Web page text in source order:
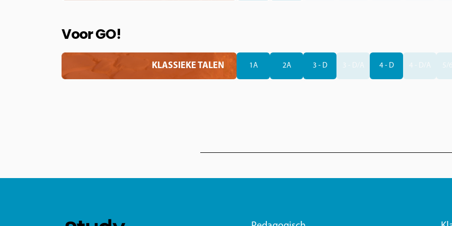
Voor GO!
KLASSIEKE TALEN 1A 2A 3 - D 3 - D/A 4 - D 4 - D/A 5/